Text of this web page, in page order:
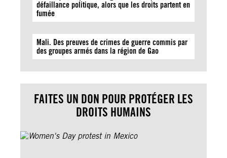
défaillance politique, alors que les droits partent en
fumée
Mali. Des preuves de crimes de guerre commis par
des groupes armés dans la région de Gao
FAITES UN DON POUR PROTÉGER LES
DROITS HUMAINS